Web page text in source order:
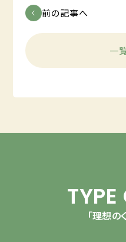
前の記事へ
一
「理想の